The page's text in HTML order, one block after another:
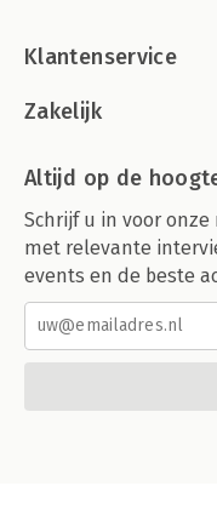
Klantenservice
Zakelijk
Altijd op de
Schrijf u in voor
met relevante
events en de beste